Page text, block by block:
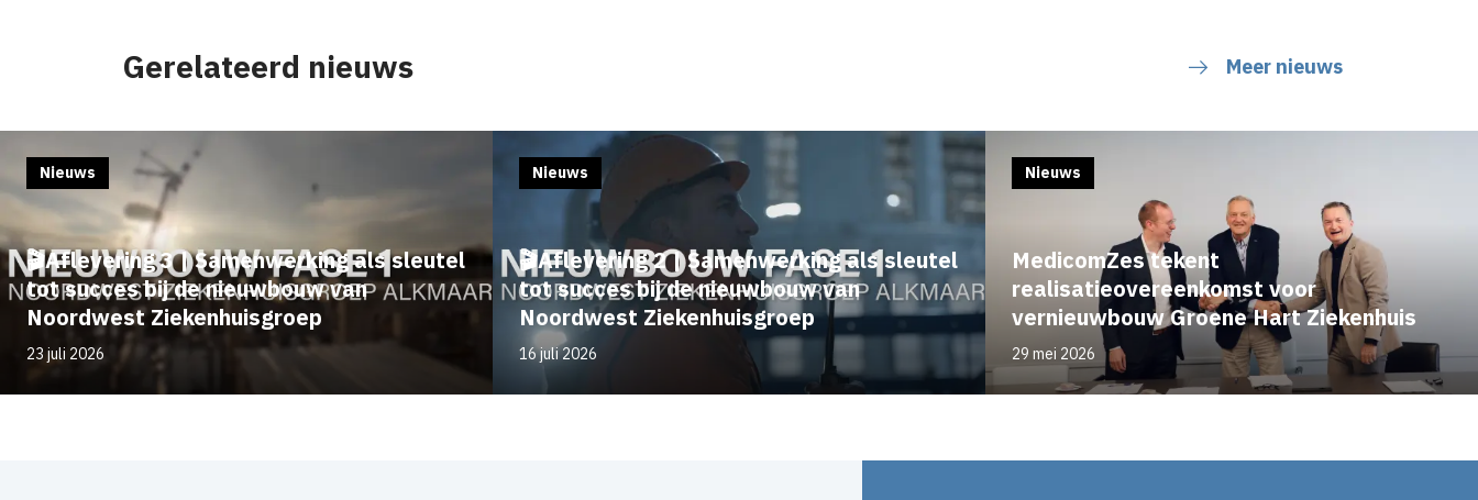
Gerelateerd nieuws Meer nieuws
🎬Aflevering 3 | Samenwerking als sleutel
tot succes bij de nieuwbouw van
Noordwest Ziekenhuisgroep
Nieuws
23 juli 2026
🎬Aflevering 2 | Samenwerking als sleutel
tot succes bij de nieuwbouw van
Noordwest Ziekenhuisgroep
Nieuws
16 juli 2026
MedicomZes tekent
realisatieovereenkomst voor
vernieuwbouw Groene Hart Ziekenhuis
Nieuws
29 mei 2026